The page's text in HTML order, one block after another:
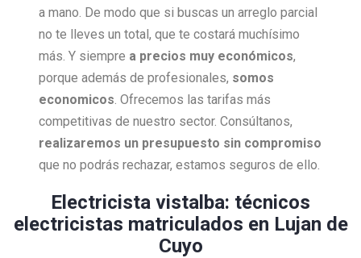
a mano. De modo que si buscas un arreglo parcial
no te lleves un total, que te costará muchísimo
más. Y siempre a precios muy económicos,
porque además de profesionales, somos
economicos . Ofrecemos las tarifas más
competitivas de nuestro sector. Consúltanos,
realizaremos un presupuesto sin compromiso
que no podrás rechazar, estamos seguros de ello.
Electricista vistalba: técnicos
electricistas matriculados en Lujan de
Cuyo